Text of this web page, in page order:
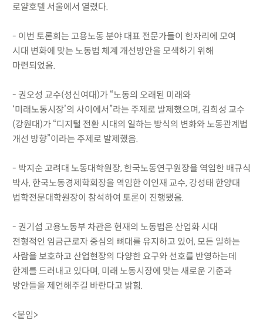
로얄호텔 서울에서 열렸다.
- 이번 토론회는 고용노동 분야 대표 전문가들이 한자리에 모여
시대 변화에 맞는 노동법 체계 개선방안을 모색하기 위해
마련되었음.
- 권오성 교수(성신여대)가 “노동의 오래된 미래와
‘미래노동시장’의 사이에서”라는 주제로 발제했으며, 김희성 교수
(강원대)가 “디지털 전환 시대의 일하는 방식의 변화와 노동관계법
개선 방향”이라는 주제로 발제했음.
- 박지순 고려대 노동대학원장, 한국노동연구원장을 역임한 배규식
박사, 한국노동경제학회장을 역임한 이인재 교수, 강성태 한양대
법학전문대학원장이 참석하여 토론이 진행됐음.
- 권기섭 고용노동부 차관은 현재의 노동법은 산업화 시대
전형적인 임금근로자 중심의 뼈대를 유지하고 있어, 모든 일하는
사람을 보호하고 산업현장의 다양한 요구와 선호를 반영하는데
한계를 드러내고 있다며, 미래 노동시장에 맞는 새로운 기준과
방안들을 제언해주길 바란다고 밝힘.
<붙임>